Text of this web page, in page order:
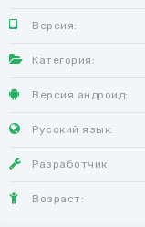
Версия:
Категория:
Версия андроид:
Русский язык:
Разработчик:
Возраст: